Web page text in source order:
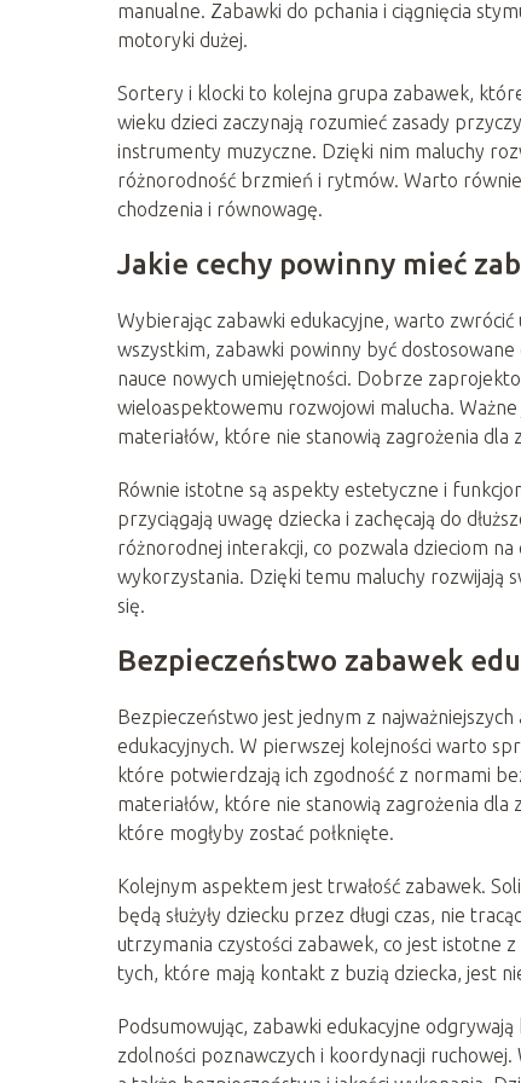
manualne. Zabawki do pchania i ciągnięcia
motoryki dużej.
Sortery i klocki to kolejna grupa zabawek,
wieku dzieci zaczynają rozumieć zasady
instrumenty muzyczne. Dzięki nim maluchy
różnorodność brzmień i rytmów. Warto
chodzenia i równowagę.
Jakie cechy powinny mieć
Wybierając zabawki edukacyjne, warto
wszystkim, zabawki powinny być
nauce nowych umiejętności. Dobrze
wieloaspektowemu rozwojowi malucha.
materiałów, które nie stanowią zagrożenia dla
Równie istotne są aspekty estetyczne i
przyciągają uwagę dziecka i zachęcają do
różnorodnej interakcji, co pozwala dzieciom
wykorzystania. Dzięki temu maluchy rozwijają
się.
Bezpieczeństwo zabawek
Bezpieczeństwo jest jednym z
edukacyjnych. W pierwszej kolejności warto
które potwierdzają ich zgodność z normami
materiałów, które nie stanowią zagrożenia dla
które mogłyby zostać połknięte.
Kolejnym aspektem jest trwałość zabawek.
będą służyły dziecku przez długi czas, nie
utrzymania czystości zabawek, co jest istotne
tych, które mają kontakt z buzią dziecka, jest
Podsumowując, zabawki edukacyjne
zdolności poznawczych i koordynacji